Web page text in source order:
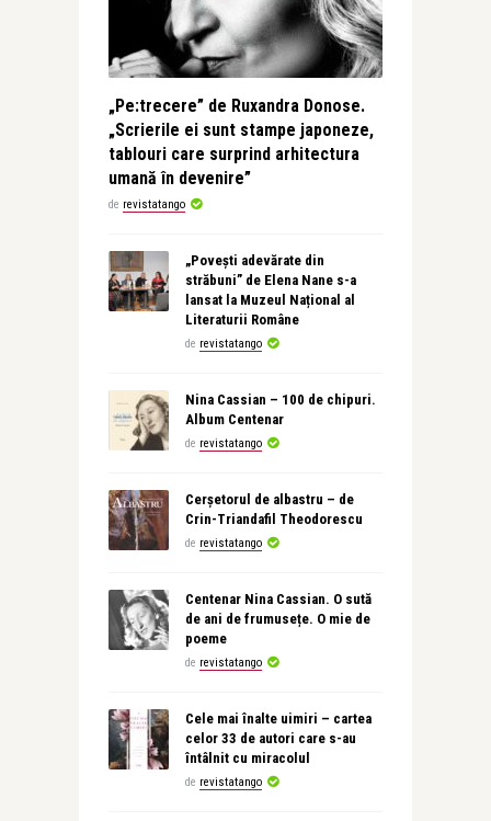
„Pe:trecere” de Ruxandra Donose.
„Scrierile ei sunt stampe japoneze,
tablouri care surprind arhitectura
umană în devenire”
de revistatango
„Povești adevărate din
străbuni” de Elena Nane s-a
lansat la Muzeul Național al
Literaturii Române
de revistatango
Nina Cassian – 100 de chipuri.
Album Centenar
de revistatango
Cerșetorul de albastru – de
Crin-Triandafil Theodorescu
de revistatango
Centenar Nina Cassian. O sută
de ani de frumusețe. O mie de
poeme
de revistatango
Cele mai înalte uimiri – cartea
celor 33 de autori care s-au
întâlnit cu miracolul
de revistatango